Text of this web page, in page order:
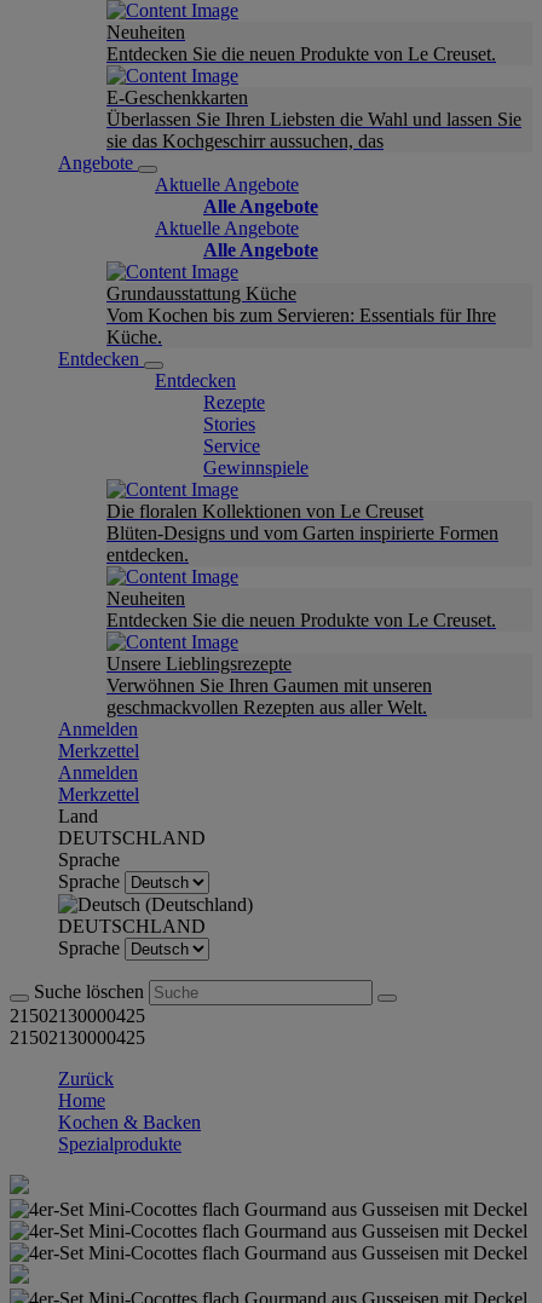
Neuheiten
Entdecken Sie die neuen Produkte von Le Creuset.
E-Geschenkkarten
Überlassen Sie Ihren Liebsten die Wahl und lassen Sie
sie das Kochgeschirr aussuchen, das
Angebote
Aktuelle Angebote
Alle Angebote
Aktuelle Angebote
Alle Angebote
Grundausstattung Küche
Vom Kochen bis zum Servieren: Essentials für Ihre
Küche.
Entdecken
Entdecken
Rezepte
Stories
Service
Gewinnspiele
Die floralen Kollektionen von Le Creuset
Blüten-Designs und vom Garten inspirierte Formen
entdecken.
Neuheiten
Entdecken Sie die neuen Produkte von Le Creuset.
Unsere Lieblingsrezepte
Verwöhnen Sie Ihren Gaumen mit unseren
geschmackvollen Rezepten aus aller Welt.
Anmelden
Merkzettel
Anmelden
Merkzettel
Land
DEUTSCHLAND
Sprache
Sprache
DEUTSCHLAND
Sprache
Suche löschen
21502130000425
21502130000425
Zurück
Home
Kochen & Backen
Spezialprodukte